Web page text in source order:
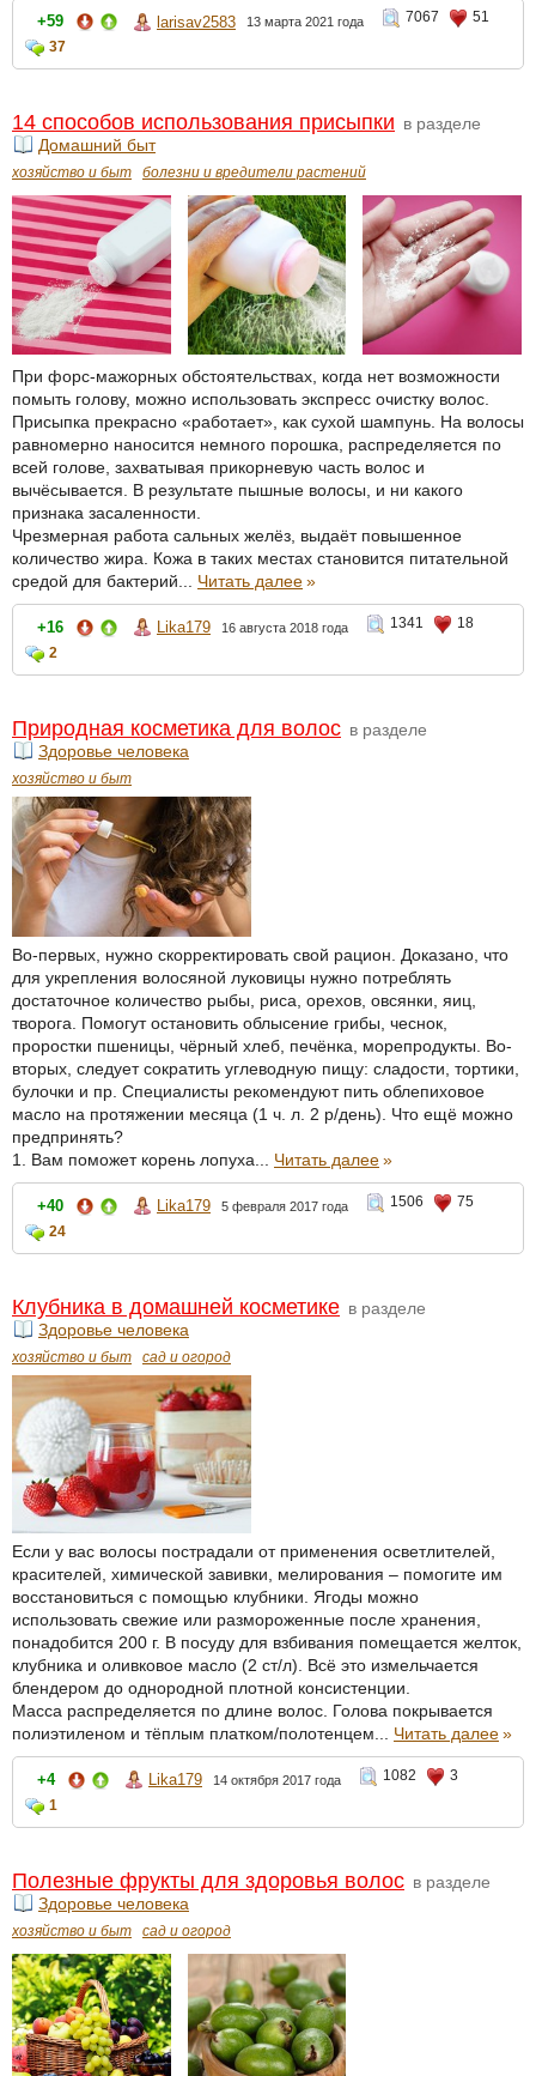
+59 larisav2583 13 марта 2021 года 7067
51
37
14 способов использования присыпки в разделе
Домашний быт
хозяйство и быт болезни и вредители растений
При форс-мажорных обстоятельствах, когда нет возможности
помыть голову, можно использовать экспресс очистку волос.
Присыпка прекрасно «работает», как сухой шампунь. На волосы
равномерно наносится немного порошка, распределяется по
всей голове, захватывая прикорневую часть волос и
вычёсывается. В результате пышные волосы, и ни какого
признака засаленности.
Чрезмерная работа сальных желёз, выдаёт повышенное
количество жира. Кожа в таких местах становится питательной
средой для бактерий... Читать далее»
+16 Lika179 16 августа 2018 года 1341
18
2
Природная косметика для волос в разделе
Здоровье человека
хозяйство и быт
Во-первых, нужно скорректировать свой рацион. Доказано, что
для укрепления волосяной луковицы нужно потреблять
достаточное количество рыбы, риса, орехов, овсянки, яиц,
творога. Помогут остановить облысение грибы, чеснок,
проростки пшеницы, чёрный хлеб, печёнка, морепродукты. Во-
вторых, следует сократить углеводную пищу: сладости, тортики,
булочки и пр. Специалисты рекомендуют пить облепиховое
масло на протяжении месяца (1 ч. л. 2 р/день). Что ещё можно
предпринять?
1. Вам поможет корень лопуха... Читать далее»
+40 Lika179 5 февраля 2017 года 1506
75
24
Клубника в домашней косметике в разделе
Здоровье человека
хозяйство и быт сад и огород
Если у вас волосы пострадали от применения осветлителей,
красителей, химической завивки, мелирования – помогите им
восстановиться с помощью клубники. Ягоды можно
использовать свежие или размороженные после хранения,
понадобится 200 г. В посуду для взбивания помещается желток,
клубника и оливковое масло (2 ст/л). Всё это измельчается
блендером до однородной плотной консистенции.
Масса распределяется по длине волос. Голова покрывается
полиэтиленом и тёплым платком/полотенцем... Читать далее»
+4 Lika179 14 октября 2017 года 1082
3
1
Полезные фрукты для здоровья волос в разделе
Здоровье человека
хозяйство и быт сад и огород